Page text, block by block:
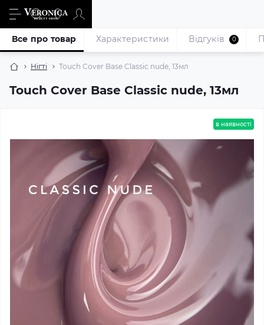
Нігті Touch Cover Base Classic nude, 13мл
Touch Cover Base Classic nude, 13мл
Все про товар Характеристики Відгуків 0
в наявності